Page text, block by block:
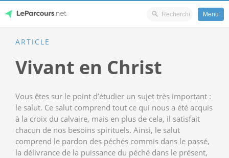
content
LeParcours.net
Menu
ARTICLE
Vivant en Christ
Vous êtes sur le point d’étudier un sujet très important :
le salut. Ce salut comprend tout ce qui nous a été acquis
à la croix du calvaire, mais en plus de cela, il satisfait
chacun de nos besoins spirituels. Ainsi, le salut
comprend le pardon des péchés commis dans le passé,
la délivrance de la puissance du péché dans le présent,